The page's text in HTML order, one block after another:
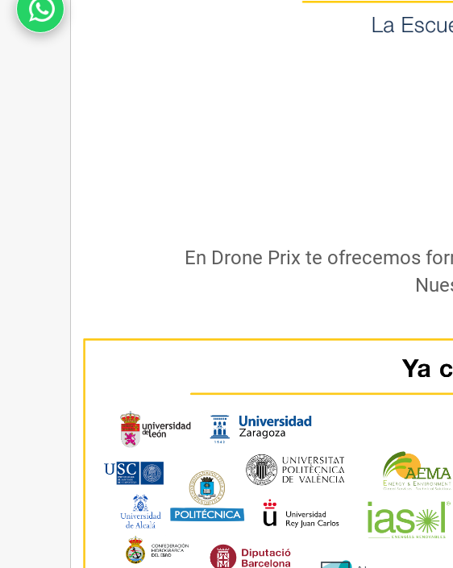
En Drone Prix te ofrecemos